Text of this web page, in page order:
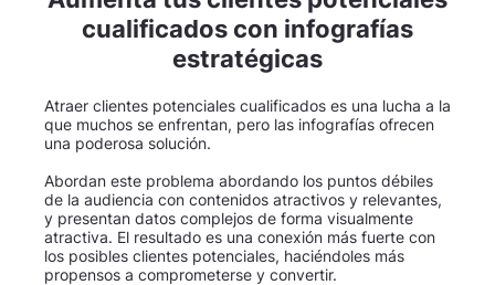
cualificados con infografías
estratégicas
Atraer clientes potenciales cualificados es una lucha a la
que muchos se enfrentan, pero las infografías ofrecen
una poderosa solución.
Abordan este problema abordando los puntos débiles
de la audiencia con contenidos atractivos y relevantes,
y presentan datos complejos de forma visualmente
atractiva. El resultado es una conexión más fuerte con
los posibles clientes potenciales, haciéndoles más
propensos a comprometerse y convertir.